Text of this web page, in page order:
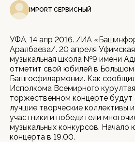
IMPORT СЕРВИСНЫЙ
УФА, 14 апр 2016. /ИА
Аралбаева/. 20 апреля
музыкальная школа №9 имени
отметит свой юбилей в Большом
Башгосфилармонии. Как
Исполкома Всемирного
торжественном концерте будут
лучшие творческие коллективы
участники и победители
музыкальных конкурсов. Начало
концерта в 19.00.